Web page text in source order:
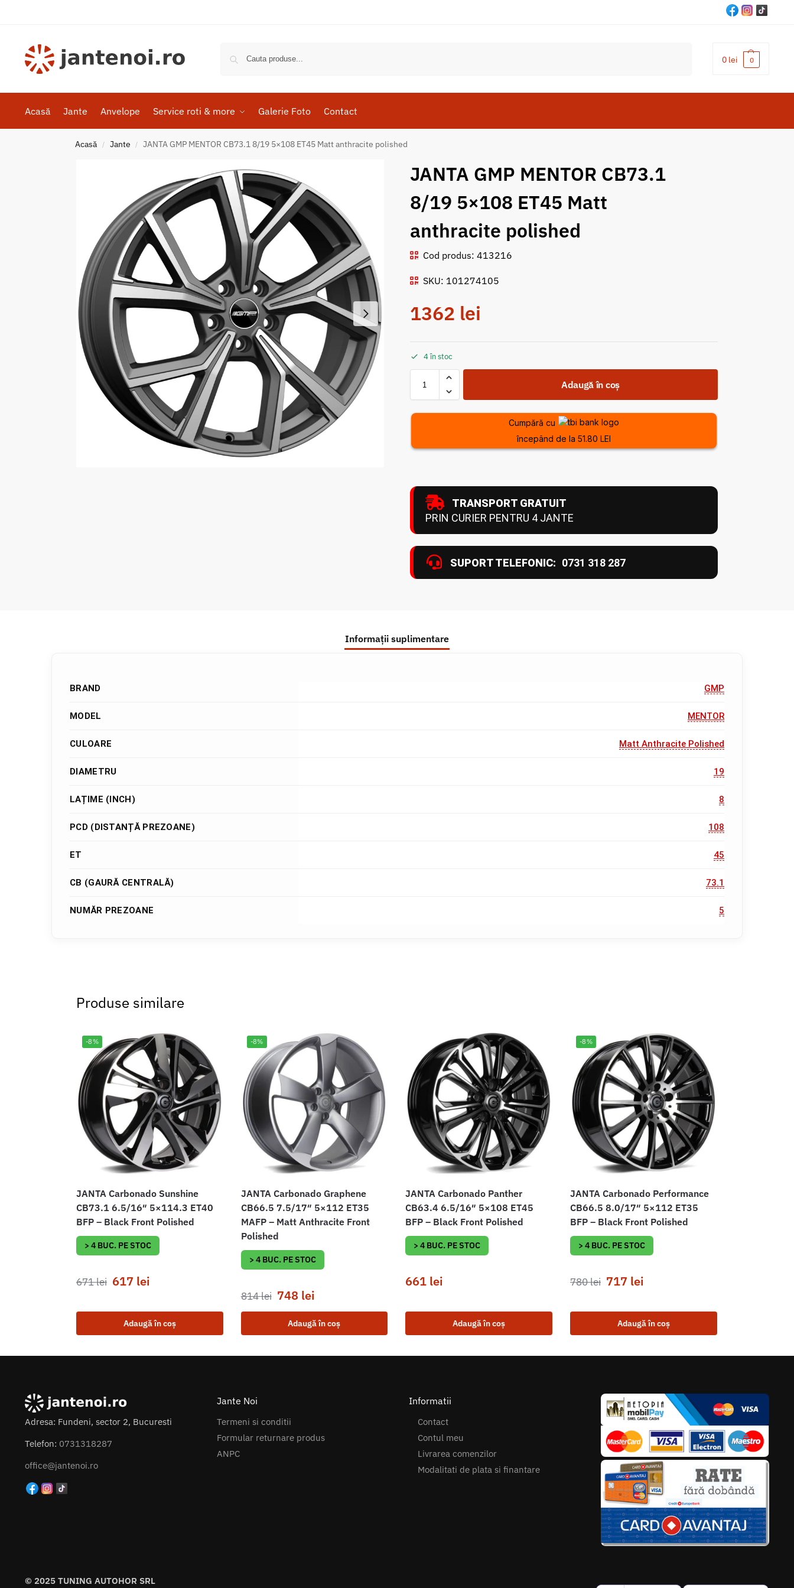
0 lei 0
Acasă Jante Anvelope Service roti & more Galerie Foto Contact
Acasă / Jante / JANTA GMP MENTOR CB73.1 8/19 5×108 ET45 Matt anthracite polished
JANTA GMP MENTOR CB73.1
8/19 5×108 ET45 Matt
anthracite polished
Cod produs: 413216
SKU: 101274105
1362 lei
4 în stoc
Adaugă în coș
Cumpără cu
începând de la 51.80 LEI
TRANSPORT GRATUIT
PRIN CURIER PENTRU 4 JANTE
SUPORT TELEFONIC: 0731 318 287
Informații suplimentare
BRAND GMP
MODEL MENTOR
CULOARE Matt Anthracite Polished
DIAMETRU 19
LAȚIME (INCH) 8
PCD (DISTANȚĂ PREZOANE) 108
ET 45
CB (GAURĂ CENTRALĂ) 73.1
NUMĂR PREZOANE 5
Produse similare
-8%
JANTA Carbonado Sunshine
CB73.1 6.5/16″ 5×114.3 ET40
BFP – Black Front Polished
> 4 BUC. PE STOC
671lei 617 lei
Adaugă în coș
-8%
JANTA Carbonado Graphene
CB66.5 7.5/17″ 5×112 ET35
MAFP – Matt Anthracite Front
Polished
> 4 BUC. PE STOC
814lei 748 lei
Adaugă în coș
JANTA Carbonado Panther
CB63.4 6.5/16″ 5×108 ET45
BFP – Black Front Polished
> 4 BUC. PE STOC
661 lei
Adaugă în coș
-8%
JANTA Carbonado Performance
CB66.5 8.0/17″ 5×112 ET35
BFP – Black Front Polished
> 4 BUC. PE STOC
780lei 717 lei
Adaugă în coș
Adresa: Fundeni, sector 2, Bucuresti
Telefon: 0731318287
office@jantenoi.ro
Jante Noi
Termeni si conditii
Formular returnare produs
ANPC
Informatii
Contact
Contul meu
Livrarea comenzilor
Modalitati de plata si finantare
© 2025 TUNING AUTOHOR SRL